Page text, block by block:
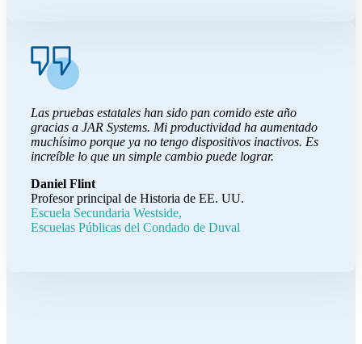
Las pruebas estatales han sido pan comido este año
gracias a JAR Systems. Mi productividad ha aumentado
muchísimo porque ya no tengo dispositivos inactivos. Es
increíble lo que un simple cambio puede lograr.
Daniel Flint
Profesor principal de Historia de EE. UU.
Escuela Secundaria Westside,
Escuelas Públicas del Condado de Duval